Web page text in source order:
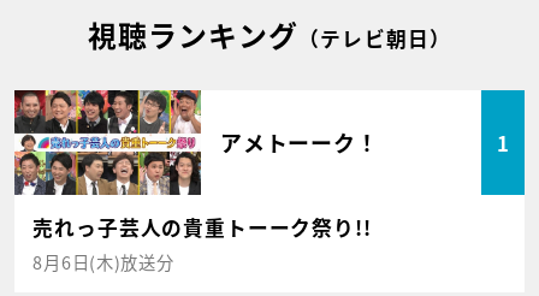
視聴ランキング （テレビ朝日）
アメトーーク！ 1
売れっ子芸人の貴重トーーク祭り!!
8月6日(木)放送分